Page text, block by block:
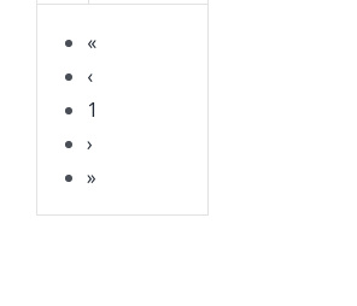
«
‹
1
›
»